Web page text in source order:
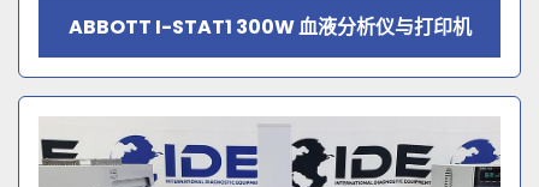
ABBOTT I-STAT1 300W 血液分析仪与打印机